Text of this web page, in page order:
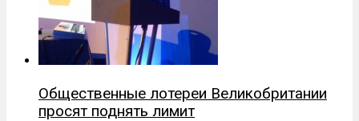
Общественные лотереи Великобритании
просят поднять лимит